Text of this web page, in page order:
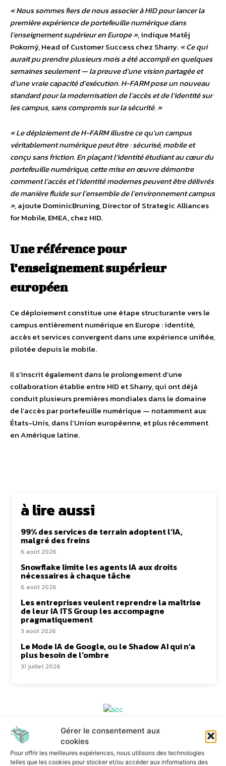
Gérer le consentement aux
cookies
Pour offrir les meilleures expériences, nous utilisons des technologies
telles que les cookies pour stocker et/ou accéder aux informations des
« Nous sommes fiers de nous associer à HID pour lancer la
première expérience de portefeuille numérique dans
l’enseignement supérieur en Europe », indique Matěj
Pokorný, Head of Customer Success chez Sharry.« Ce qui
aurait pu prendre plusieurs mois a été accompli en quelques
semaines seulement — la preuve d’une vision partagée et
d’une vraie capacité d’exécution. H-FARM pose un nouveau
standard pour la modernisation de l’accès et de l’identité sur
les campus, sans compromis sur la sécurité. »
« Le déploiement de H-FARM illustre ce qu’un campus
véritablement numérique peut être : sécurisé, mobile et
conçu sans friction. En plaçant l’identité étudiant au cœur du
portefeuille numérique, cette mise en œuvre démontre
comment l’accès et l’identité modernes peuvent être délivrés
de manière fluide sur l’ensemble de l’environnement campus
», ajoute DominicBruning, Director of Strategic Alliances
for Mobile, EMEA, chez HID.
Une référence pour
l’enseignement supérieur
européen
Ce déploiement constitue une étape structurante vers le
campus entièrement numérique en Europe : identité,
accès et services convergent dans une expérience unifiée,
pilotée depuis le mobile.
Il s’inscrit également dans le prolongement d’une
collaboration établie entre HID et Sharry, qui ont déjà
conduit plusieurs premières mondiales dans le domaine
de l’accès par portefeuille numérique — notamment aux
États-Unis, dans l’Union européenne, et plus récemment
en Amérique latine.
à lire aussi
99% des services de terrain adoptent l’IA,
malgré des freins
6 août 2026
Snowflake limite les agents IA aux droits
nécessaires à chaque tâche
6 août 2026
Les entreprises veulent reprendre la maîtrise
de leur IA ITS Group les accompagne
pragmatiquement
3 août 2026
Le Mode IA de Google, ou le Shadow AI qui n’a
plus besoin de l’ombre
31 juillet 2026
Dans la même catégorie